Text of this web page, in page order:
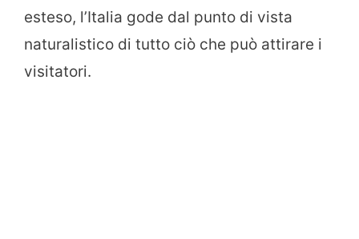
esteso, l’Italia gode dal punto di vista
naturalistico di tutto ciò che può attirare i
visitatori.